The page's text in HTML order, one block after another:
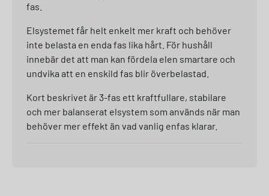
fas.
Elsystemet får helt enkelt mer kraft och behöver
inte belasta en enda fas lika hårt. För hushåll
innebär det att man kan fördela elen smartare och
undvika att en enskild fas blir överbelastad.
Kort beskrivet är 3-fas ett kraftfullare, stabilare
och mer balanserat elsystem som används när man
behöver mer effekt än vad vanlig enfas klarar.